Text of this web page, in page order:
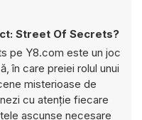
Street Of Secrets?
pe Y8.com este un joc
în care preiei rolul unui
misterioase de
cu atenție fiecare
ascunse necesare